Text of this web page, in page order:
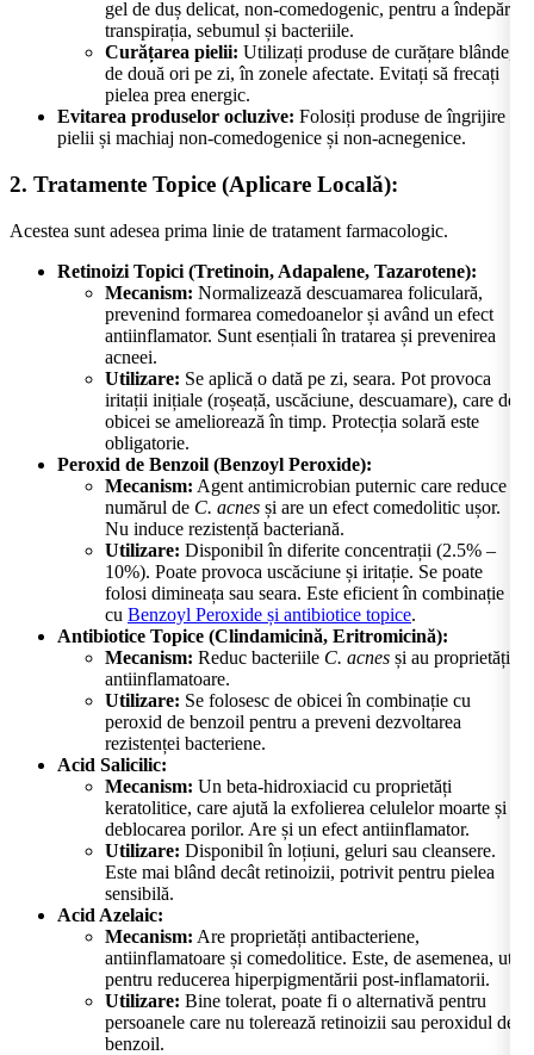
gel de duș delicat, non-comedogenic, pentru a îndepărta
transpirația, sebumul și bacteriile.
Curățarea pielii: Utilizați produse de curățare blânde,
de două ori pe zi, în zonele afectate. Evitați să frecați
pielea prea energic.
Evitarea produselor ocluzive: Folosiți produse de îngrijire a
pielii și machiaj non-comedogenice și non-acnegenice.
2. Tratamente Topice (Aplicare Locală):
Acestea sunt adesea prima linie de tratament farmacologic.
Retinoizi Topici (Tretinoin, Adapalene, Tazarotene):
Mecanism: Normalizează descuamarea foliculară,
prevenind formarea comedoanelor și având un efect
antiinflamator. Sunt esențiali în tratarea și prevenirea
acneei.
Utilizare: Se aplică o dată pe zi, seara. Pot provoca
iritații inițiale (roșeață, uscăciune, descuamare), care de
obicei se ameliorează în timp. Protecția solară este
obligatorie.
Peroxid de Benzoil (Benzoyl Peroxide):
Mecanism: Agent antimicrobian puternic care reduce
numărul de C. acnes și are un efect comedolitic ușor.
Nu induce rezistență bacteriană.
Utilizare: Disponibil în diferite concentrații (2.5% –
10%). Poate provoca uscăciune și iritație. Se poate
folosi dimineața sau seara. Este eficient în combinație
cu Benzoyl Peroxide și antibiotice topice.
Antibiotice Topice (Clindamicină, Eritromicină):
Mecanism: Reduc bacteriile C. acnes și au proprietăți
antiinflamatoare.
Utilizare: Se folosesc de obicei în combinație cu
peroxid de benzoil pentru a preveni dezvoltarea
rezistenței bacteriene.
Acid Salicilic:
Mecanism: Un beta-hidroxiacid cu proprietăți
keratolitice, care ajută la exfolierea celulelor moarte și la
deblocarea porilor. Are și un efect antiinflamator.
Utilizare: Disponibil în loțiuni, geluri sau cleansere.
Este mai blând decât retinoizii, potrivit pentru pielea
sensibilă.
Acid Azelaic:
Mecanism: Are proprietăți antibacteriene,
antiinflamatoare și comedolitice. Este, de asemenea, util
pentru reducerea hiperpigmentării post-inflamatorii.
Utilizare: Bine tolerat, poate fi o alternativă pentru
persoanele care nu tolerează retinoizii sau peroxidul de
benzoil.